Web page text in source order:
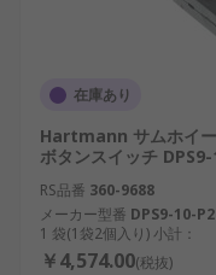
在庫あり
Hartmann サムホイ
ボタンスイッチ
RS品番 360-9688
メーカー型番 DPS9-10-P2
1 袋(1袋2個入り) 小計：
￥4,574.00(税抜)